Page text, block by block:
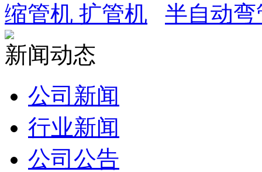
缩管机 扩管机
半自动弯
新闻动态
公司新闻
行业新闻
公司公告